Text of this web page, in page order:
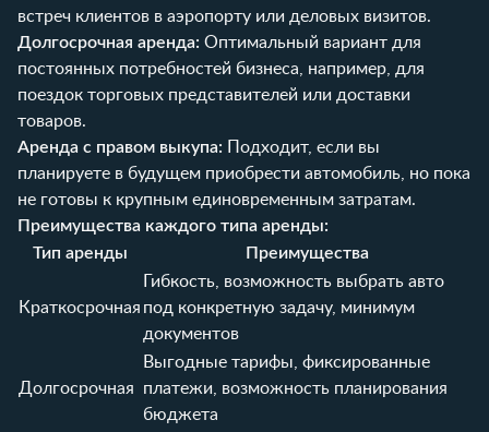
встреч клиентов в аэропорту или деловых визитов.
Долгосрочная аренда: Оптимальный вариант для
постоянных потребностей бизнеса, например, для
поездок торговых представителей или доставки
товаров.
Аренда с правом выкупа: Подходит, если вы
планируете в будущем приобрести автомобиль, но пока
не готовы к крупным единовременным затратам.
Преимущества каждого типа аренды:
Тип аренды
Преимущества
Краткосрочная
Гибкость, возможность выбрать авто
под конкретную задачу, минимум
документов
Долгосрочная
Выгодные тарифы, фиксированные
платежи, возможность планирования
бюджета